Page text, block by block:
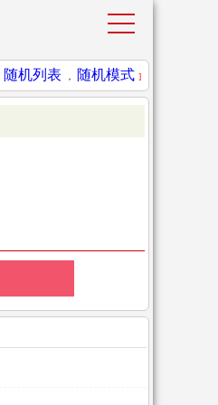
随机列表 ， 随机模式 ]